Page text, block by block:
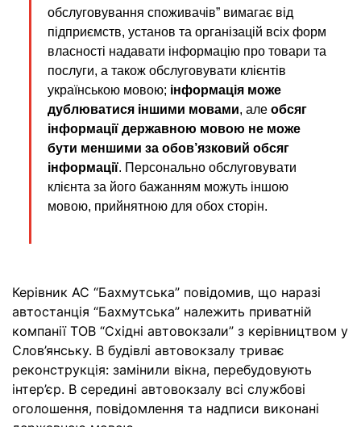
обслуговування споживачів” вимагає від
підприємств, установ та організацій всіх форм
власності надавати інформацію про товари та
послуги, а також обслуговувати клієнтів
українською мовою; інформація може
дублюватися іншими мовами, але обсяг
інформації державною мовою не може
бути меншими за обов’язковий обсяг
інформації. Персонально обслуговувати
клієнта за його бажанням можуть іншою
мовою, прийнятною для обох сторін.
Керівник АС “Бахмутська” повідомив, що наразі
автостанція “Бахмутська” належить приватній
компанії ТОВ “Східні автовокзали” з керівництвом у
Слов’янську. В будівлі автовокзалу триває
реконструкція: замінили вікна, перебудовують
інтер’єр. В середині автовокзалу всі службові
оголошення, повідомлення та надписи виконані